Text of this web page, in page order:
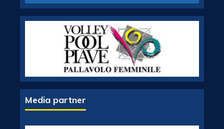
Media partner